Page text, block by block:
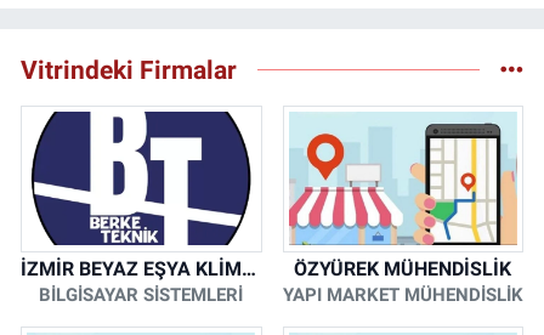
Vitrindeki Firmalar
İZMİR BEYAZ EŞYA KLİMA KOMBİ SERVİSİ
BİLGİSAYAR SİSTEMLERİ
ÖZYÜREK MÜHENDİSLİK
YAPI MARKET MÜHENDİSLİK